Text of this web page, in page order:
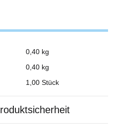
0,40 kg
0,40 kg
1,00 Stück